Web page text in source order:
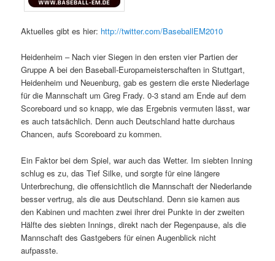
Aktuelles gibt es hier: http://twitter.com/BaseballEM2010
Heidenheim – Nach vier Siegen in den ersten vier Partien der
Gruppe A bei den Baseball-Europameisterschaften in Stuttgart,
Heidenheim und Neuenburg, gab es gestern die erste Niederlage
für die Mannschaft um Greg Frady. 0-3 stand am Ende auf dem
Scoreboard und so knapp, wie das Ergebnis vermuten lässt, war
es auch tatsächlich. Denn auch Deutschland hatte durchaus
Chancen, aufs Scoreboard zu kommen.
Ein Faktor bei dem Spiel, war auch das Wetter. Im siebten Inning
schlug es zu, das Tief Silke, und sorgte für eine längere
Unterbrechung, die offensichtlich die Mannschaft der Niederlande
besser vertrug, als die aus Deutschland. Denn sie kamen aus
den Kabinen und machten zwei ihrer drei Punkte in der zweiten
Hälfte des siebten Innings, direkt nach der Regenpause, als die
Mannschaft des Gastgebers für einen Augenblick nicht
aufpasste.